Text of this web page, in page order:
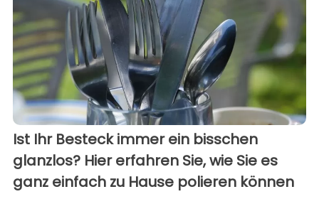
Ist Ihr Besteck immer ein bisschen
glanzlos? Hier erfahren Sie, wie Sie es
ganz einfach zu Hause polieren können